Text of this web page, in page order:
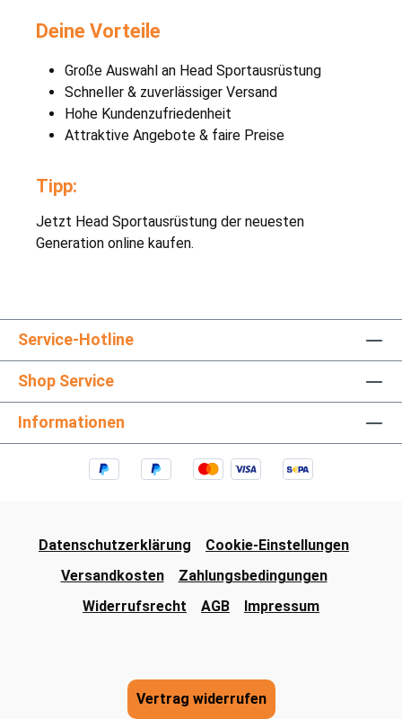
Deine Vorteile
Große Auswahl an Head Sportausrüstung
Schneller & zuverlässiger Versand
Hohe Kundenzufriedenheit
Attraktive Angebote & faire Preise
Tipp:
Jetzt Head Sportausrüstung der neuesten
Generation online kaufen.
Service-Hotline
Shop Service
Informationen
Datenschutzerklärung
Cookie-Einstellungen
Versandkosten
Zahlungsbedingungen
Widerrufsrecht
AGB Impressum
Vertrag widerrufen